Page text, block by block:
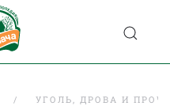
УГОЛЬ, ДРОВА И